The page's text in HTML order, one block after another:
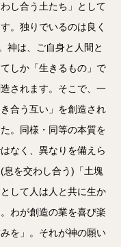
し合う土たち」として
。独りでいるのは良く
神は、ご自身と人間と
しか「生きるもの」で
されます。そこで、一
合う互い」を創造され
。同様・同等の本質を
なく、異なりを備えら
を交わし合う)「土塊
して人は人と共に生か
わが創造の業を喜び楽
を」。それが神の願い